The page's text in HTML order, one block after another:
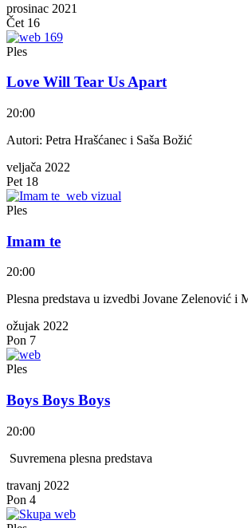
prosinac 2021
Čet 16
Ples
Love Will Tear Us Apart
20:00
Autori: Petra Hrašćanec i Saša Božić
veljača 2022
Pet 18
Ples
Imam te
20:00
Plesna predstava u izvedbi Jovane Zelenović i
ožujak 2022
Pon 7
Ples
Boys Boys Boys
20:00
Suvremena plesna predstava
travanj 2022
Pon 4